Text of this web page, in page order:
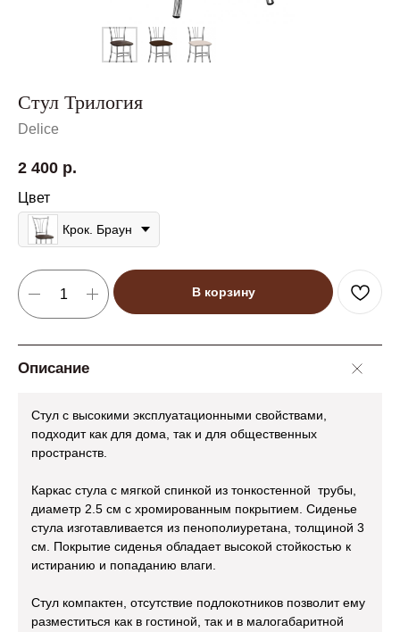
Стул Трилогия
Delice
2 400 р.
Цвет
Крок. Браун
В корзину
Описание
Стул с высокими эксплуатационными свойствами,
подходит как для дома, так и для общественных
пространств.
Каркас стула с мягкой спинкой из тонкостенной трубы,
диаметр 2.5 см с хромированным покрытием. Сиденье
стула изготавливается из пенополиуретана, толщиной 3
см. Покрытие сиденья обладает высокой стойкостью к
истиранию и попаданию влаги.
Стул компактен, отсутствие подлокотников позволит ему
разместиться как в гостиной, так и в малогабаритной